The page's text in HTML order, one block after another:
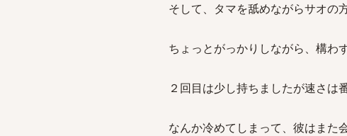
そして、タマを舐めながらサオの
ちょっとがっかりしながら、構わ
２回目は少し持ちましたが速さは
なんか冷めてしまって、彼はまた